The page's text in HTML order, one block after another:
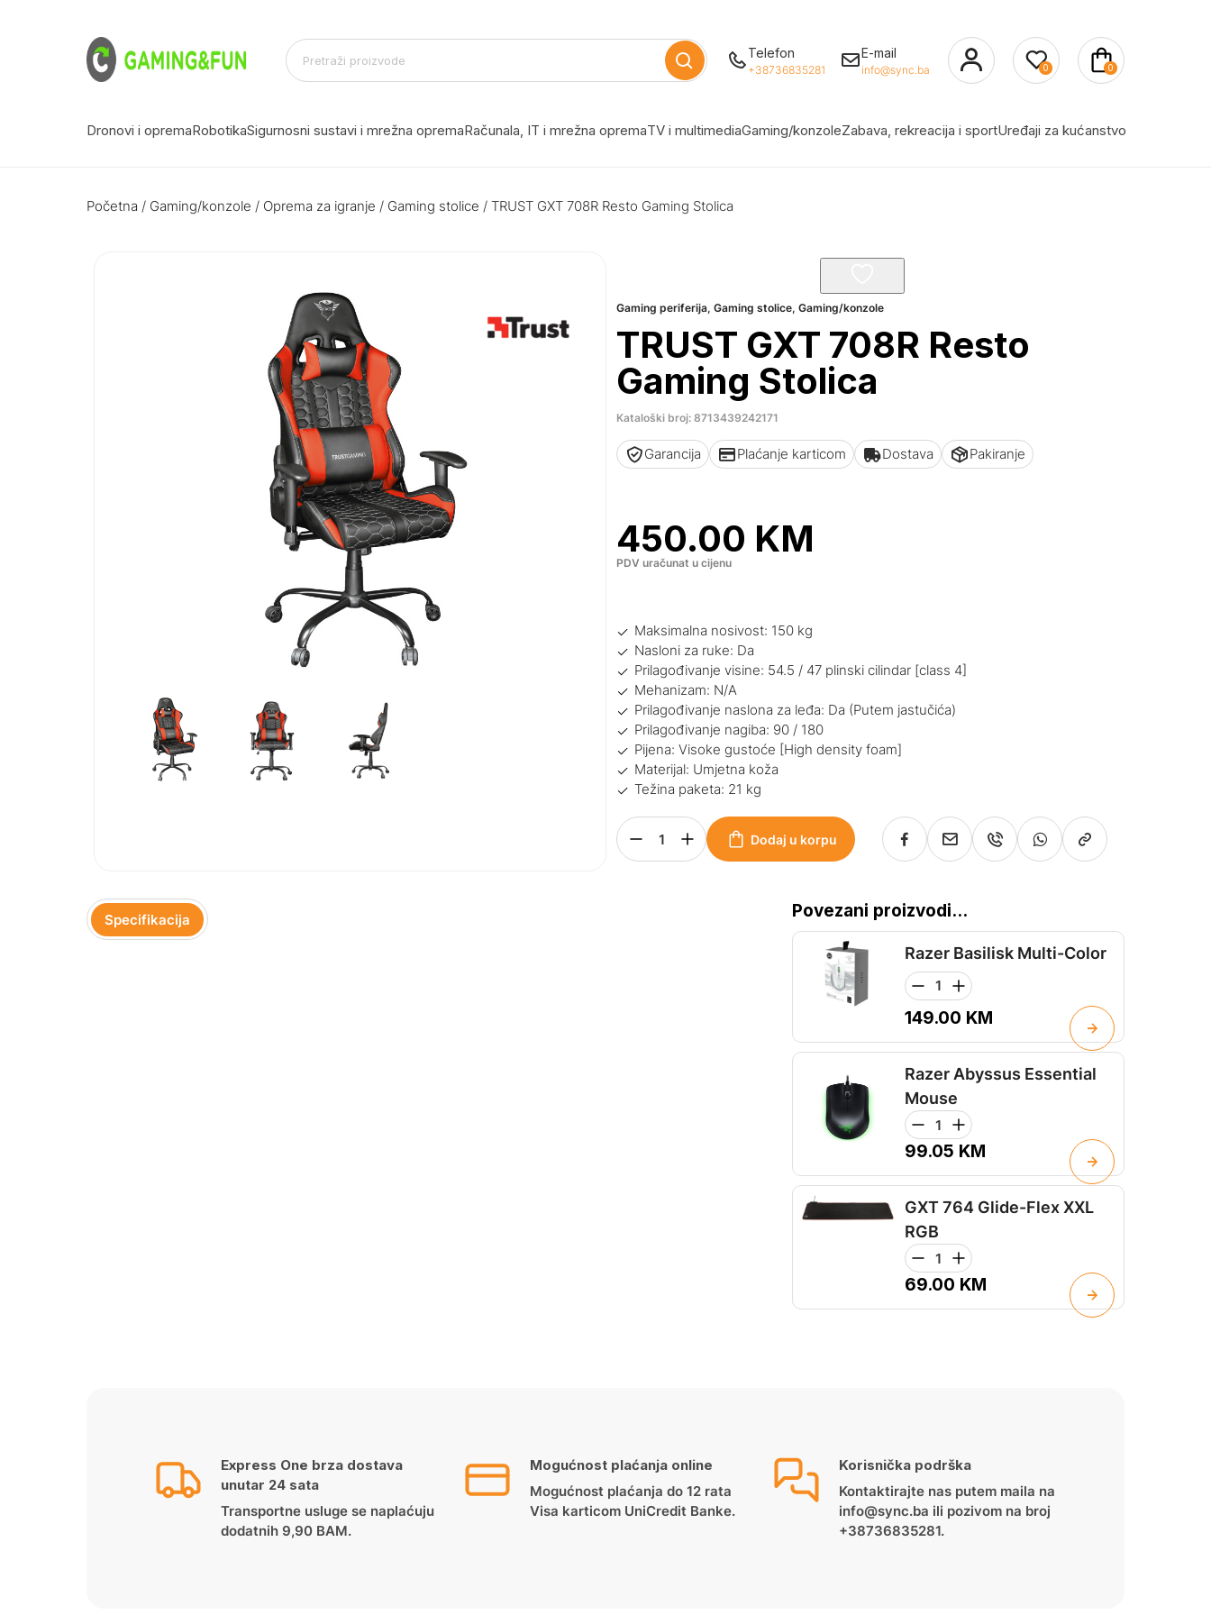
Telefon
+38736835281
E-mail
info@sync.ba 0 0
Dronovi i opremaRobotikaSigurnosni sustavi i mrežna opremaRačunala, IT i mrežna opremaTV i multimediaGaming/konzoleZabava, rekreacija i sportUređaji za kućanstvo
Početna / Gaming/konzole / Oprema za igranje / Gaming stolice / TRUST GXT 708R Resto Gaming Stolica
Gaming periferija,Gaming stolice,Gaming/konzole
TRUST GXT 708R Resto
Gaming Stolica
Kataloški broj: 8713439242171
Garancija Plaćanje karticom Dostava Pakiranje
450.00 KM
PDV uračunat u cijenu
Maksimalna nosivost: 150 kg
Nasloni za ruke: Da
Prilagođivanje visine: 54.5 / 47 plinski cilindar [class 4]
Mehanizam: N/A
Prilagođivanje naslona za leđa: Da (Putem jastučića)
Prilagođivanje nagiba: 90 / 180
Pijena: Visoke gustoće [High density foam]
Materijal: Umjetna koža
Težina paketa: 21 kg
Dodaj u korpu
Specifikacija Povezani proizvodi...
Razer Basilisk Multi-Color
149.00 KM
Razer Abyssus Essential
Mouse
99.05 KM
GXT 764 Glide-Flex XXL
RGB
69.00 KM
Express One brza dostava
unutar 24 sata
Transportne usluge se naplaćuju
dodatnih 9,90 BAM.
Mogućnost plaćanja online
Mogućnost plaćanja do 12 rata
Visa karticom UniCredit Banke.
Korisnička podrška
Kontaktirajte nas putem maila na
info@sync.ba ili pozivom na broj
+38736835281.